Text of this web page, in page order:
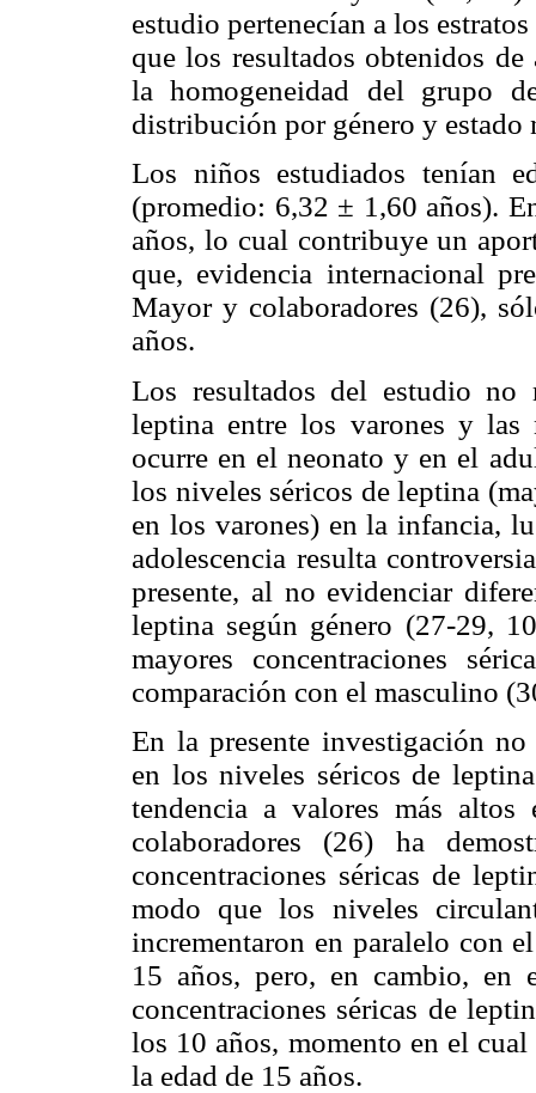
estudio pertenecían a los
que los resultados obtenidos
la homogeneidad del grupo
distribución por género y estado
Los niños estudiados tenían
(promedio: 6,32 ± 1,60 años).
años, lo cual contribuye un
que, evidencia internacional
Mayor y colaboradores (26),
años.
Los resultados del estudio no
leptina entre los varones y las
ocurre en el neonato y en el
los niveles séricos de leptina
en los varones) en la infancia,
adolescencia resulta
presente, al no evidenciar
leptina según género (27-29,
mayores concentraciones
comparación con el masculino
En la presente investigación
en los niveles séricos de
tendencia a valores más
colaboradores (26) ha
concentraciones séricas de
modo que los niveles
incrementaron en paralelo con
15 años, pero, en cambio, en
concentraciones séricas de
los 10 años, momento en el
la edad de 15 años.